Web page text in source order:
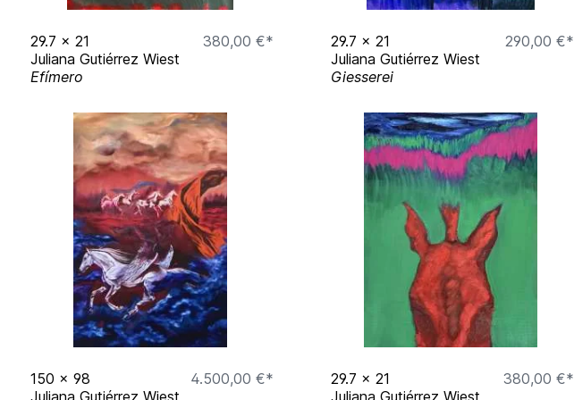
​​Kleinformat Ausstellung „Who am I“ - Dezember 2025 bis Februar
2026
Biophilia - Gruppenausstellung Farbenladen München Januar 2025
„Happy End“ x Broke Today Rauminstallation mit Stephanie Wiest -
München - November 2024
TME Associates München x Gallery Lau „Vielfalt“ zsm. mit Künstlern
Quint Buchholz und SIME Juni 2024
URSPRUNG Gallery Lau x Vontobel - Goldberg Studios München
Mai 2024
Kleinformat Ausstellung „Preziosen“ - Dezember 2023 bis Februar
2024
VISUAL ESCAPISM - 06.Mai - 04.Juni 2023 - KUNSTLABOR 2
ARTMUC - 24. März - 26. März 2023
BACK TO THE FUTURE - Gruppenausstellung - Gallery Lau
ARTMUC - 07. Oktober - 09. Oktober 2022
29.7 x 21
380,00 €*
Juliana Gutiérrez Wiest
Efímero
29.7 x 21
290,00 €*
Juliana Gutiérrez Wiest
Giesserei
150 x 98
4.500,00 €*
Juliana Gutiérrez Wiest
29.7 x 21
380,00 €*
Juliana Gutiérrez Wiest